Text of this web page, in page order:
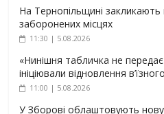
На Тернопільщині закликають
заборонених місцях
11:30 | 5.08.2026
«Нинішня табличка не передає
ініціювали відновлення
11:00 | 5.08.2026
У Зборові облаштовують нову